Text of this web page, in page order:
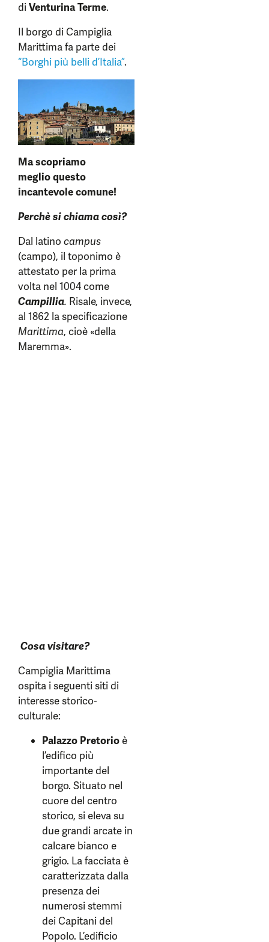
diVenturina Terme.
Il borgo di Campiglia
Marittima fa parte dei
“Borghi più belli d’Italia”.
Ma scopriamo
meglioquesto
incantevole comune!
Perchè si chiama così?
Dal latino campus
(campo), il toponimo è
attestato per la prima
volta nel 1004 come
Campillia. Risale, invece,
al 1862 la specificazione
Marittima, cioè «della
Maremma».
Cosa visitare?
Campiglia Marittima
ospita i seguenti siti di
interesse storico-
culturale:
Palazzo Pretorioè
l’edifico più
importante del
borgo. Situato nel
cuore del centro
storico, si eleva su
due grandi arcate in
calcare bianco e
grigio. La facciata è
caratterizzata dalla
presenza dei
numerosi stemmi
dei Capitani del
Popolo. L’edificio